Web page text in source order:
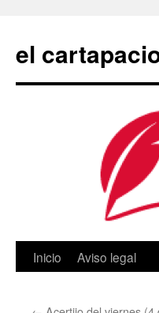
contenido
el
Inicio Aviso legal